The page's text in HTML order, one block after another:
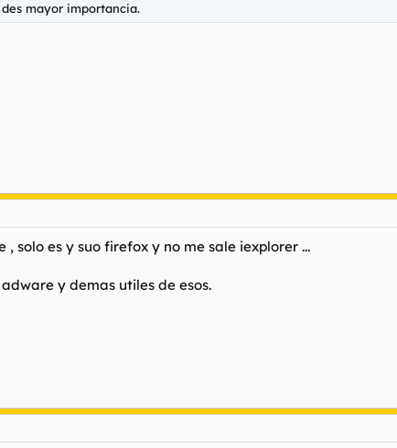
mayor importancia.
, solo es y suo firefox y no me sale iexplorer ...
y demas utiles de esos.